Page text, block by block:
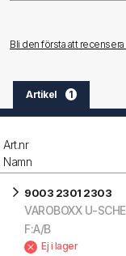
Bli den första att
Artikel 1
Art.nr
Namn
9003 2301 2303
VAROBOXX U-
F:A/B
Ej i lager